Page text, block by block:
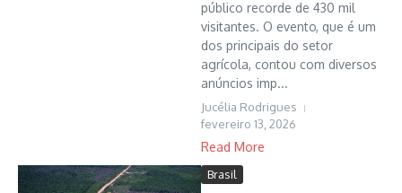
público recorde de 430 mil
visitantes. O evento, que é um
dos principais do setor
agrícola, contou com diversos
anúncios imp...
Jucélia Rodrigues
fevereiro 13, 2026
Read More
Brasil